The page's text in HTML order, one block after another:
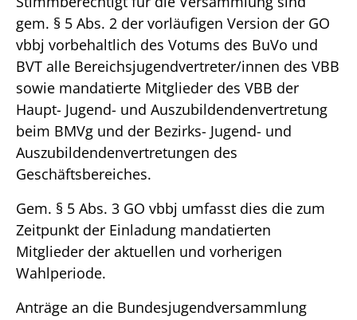
gem. § 5 Abs. 2 der vorläufigen Version der GO
vbbj vorbehaltlich des Votums des BuVo und
BVT alle Bereichsjugendvertreter/innen des VBB
sowie mandatierte Mitglieder des VBB der
Haupt- Jugend- und Auszubildendenvertretung
beim BMVg und der Bezirks- Jugend- und
Auszubildendenvertretungen des
Geschäftsbereiches.
Gem. § 5 Abs. 3 GO vbbj umfasst dies die zum
Zeitpunkt der Einladung mandatierten
Mitglieder der aktuellen und vorherigen
Wahlperiode.
Anträge an die Bundesjugendversammlung